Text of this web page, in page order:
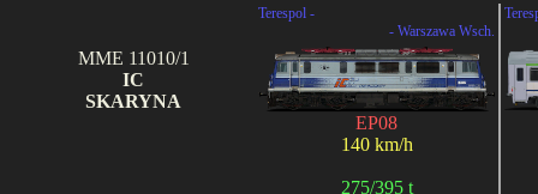
MME 11010/1
IC
SKARYNA
Terespol -
- Warszawa Wsch.
EP08
140 km/h
275/395 t